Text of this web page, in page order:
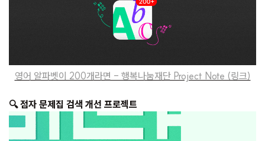
영어 알파벳이 200개라면 - 행복나눔재단 Project Note (링크)
🔍 점자 문제집 검색 개선 프로젝트